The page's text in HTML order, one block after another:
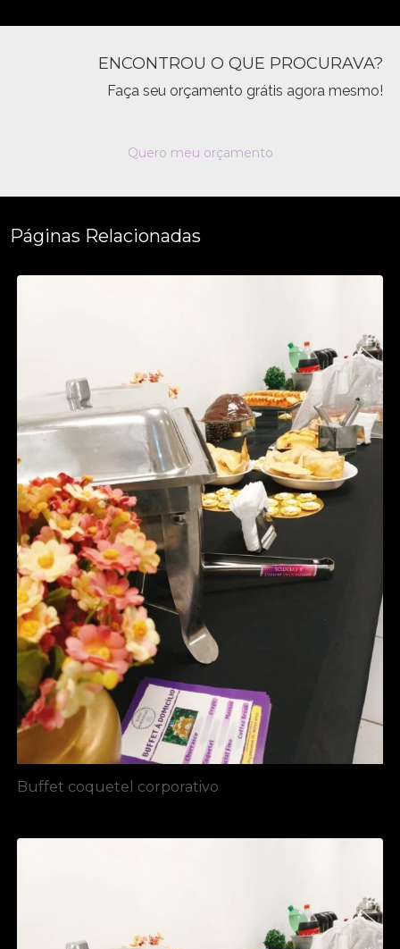
ENCONTROU O QUE PROCURAVA?
Faça seu orçamento grátis agora mesmo!
Quero meu orçamento
Páginas Relacionadas
Buffet coquetel corporativo